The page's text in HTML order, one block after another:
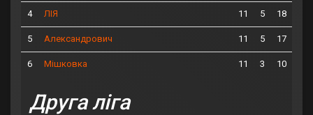
4 ЛІЯ 11 5 18
5 Александрович 11 5 17
6 Мішковка 11 3 10
Друга ліга